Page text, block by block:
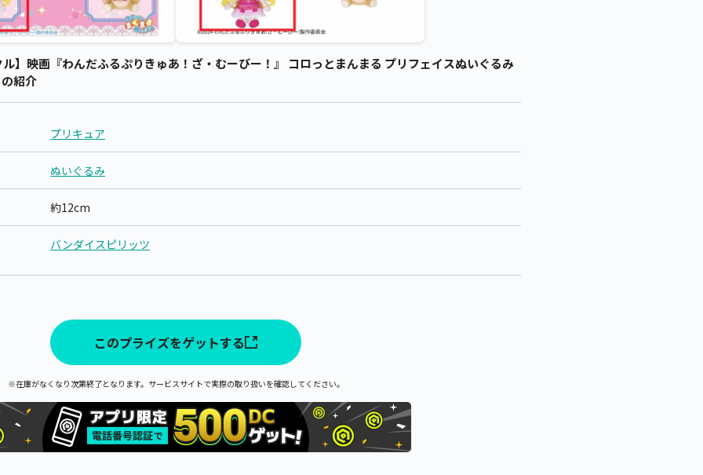
】映画『わんだふるぷりきゅあ！ざ・むーびー！』 コロっとまんまる プリフェイスぬいぐるみ
紹介
プリキュア
ぬいぐるみ
約12cm
バンダイスピリッツ
このプライズをゲットする
※在庫がなくなり次第終了となります。サービスサイトで実際の取り扱いを確認してください。